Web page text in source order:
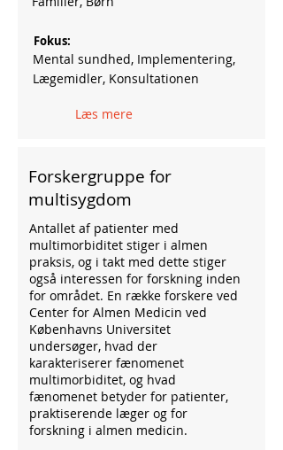
Fokus:
Mental sundhed, Implementering,
Lægemidler, Konsultationen
Læs mere
Forskergruppe for
multisygdom
Antallet af patienter med
multimorbiditet stiger i almen
praksis, og i takt med dette stiger
også interessen for forskning inden
for området. En række forskere ved
Center for Almen Medicin ved
Københavns Universitet
undersøger, hvad der
karakteriserer fænomenet
multimorbiditet, og hvad
fænomenet betyder for patienter,
praktiserende læger og for
forskning i almen medicin.